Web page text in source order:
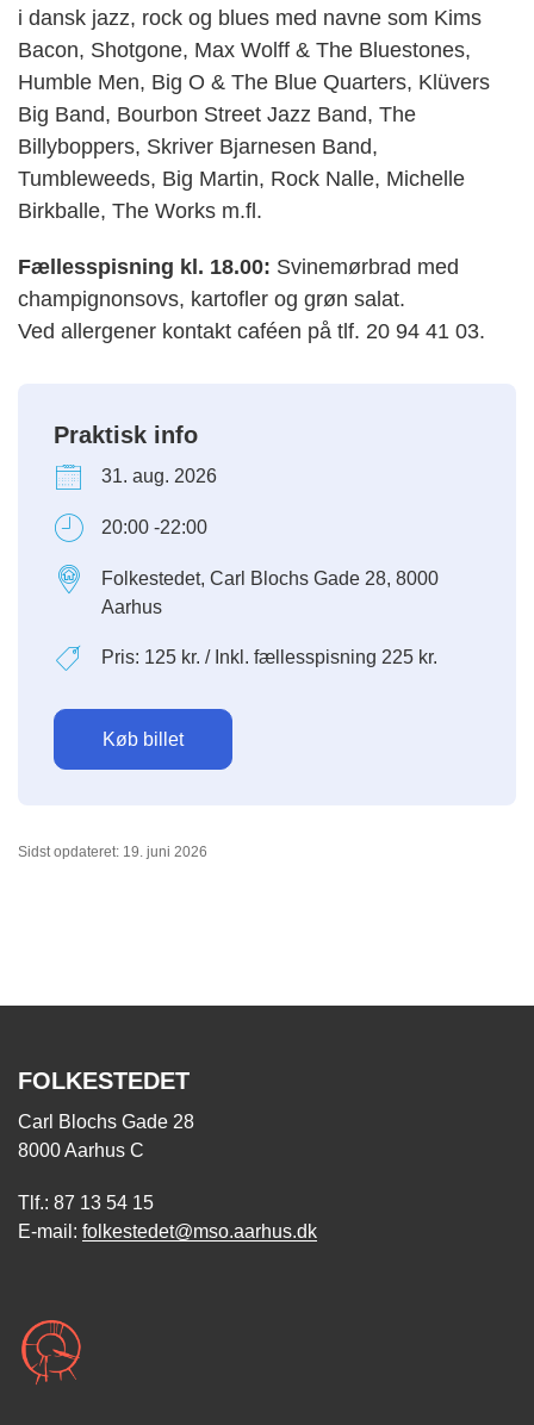
i dansk jazz, rock og blues med navne som Kims
Bacon, Shotgone, Max Wolff & The Bluestones,
Humble Men, Big O & The Blue Quarters, Klüvers
Big Band, Bourbon Street Jazz Band, The
Billyboppers, Skriver Bjarnesen Band,
Tumbleweeds, Big Martin, Rock Nalle, Michelle
Birkballe, The Works m.fl.
Fællesspisning kl. 18.00: Svinemørbrad med
champignonsovs, kartofler og grøn salat.
Ved allergener kontakt caféen på tlf. 20 94 41 03.
Praktisk info
31. aug. 2026
20:00 -22:00
Folkestedet, Carl Blochs Gade 28, 8000
Aarhus
Pris: 125 kr. / Inkl. fællesspisning 225 kr.
Køb billet
Sidst opdateret: 19. juni 2026
FOLKESTEDET
Carl Blochs Gade 28
8000 Aarhus C
Tlf.: 87 13 54 15
E-mail: folkestedet@mso.aarhus.dk